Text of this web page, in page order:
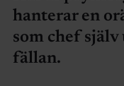
hanterar en
som chef
fällan.